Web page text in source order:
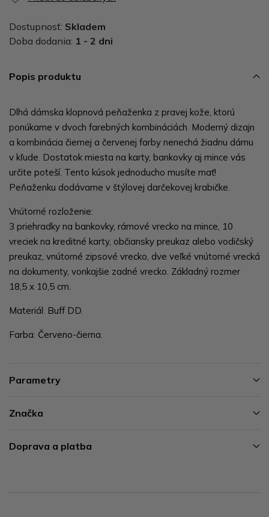
Dostupnosť: Skladem
Doba dodania: 1 - 2 dni
Popis produktu
Dlhá dámska klopnová peňaženka z pravej kože, ktorú
ponúkame v dvoch farebných kombináciách. Moderný dizajn
a kombinácia čiernej a červenej farby nenechá žiadnu dámu
v kľude. Dostatok miesta na karty, bankovky aj mince vás
určite poteší. Tento kúsok jednoducho musíte mať!
Peňaženku dodávame v štýlovej darčekovej krabičke.
Vnútorné rozloženie:
3 priehradky na bankovky, rámové vrecko na mince, 10
vreciek na kreditné karty, občiansky preukaz alebo vodičský
preukaz, vnútorné zipsové vrecko, dve veľké vnútorné vrecká
na dokumenty, vonkajšie zadné vrecko. Základný rozmer
18,5 x 10,5 cm.
Materiál: Buff DD.
Farba: Červeno-čierna.
Parametry
Značka
Doprava a platba